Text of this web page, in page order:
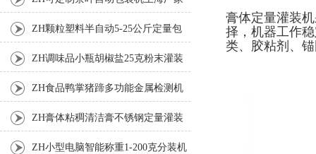
膏体定量灌装机
择，机器工作
类、胶粘剂、
ZH颗粒塑料半自动5-25公斤定量包
装机 ZH调味品小瓶胡椒盐25克粉末灌装
ZH食品鸭掌猪蹄多功能金属检测机
ZH膏体粘稠清洁膏不锈钢定量灌装
机厂家 ZH小型电脑智能称重1-200克分装机